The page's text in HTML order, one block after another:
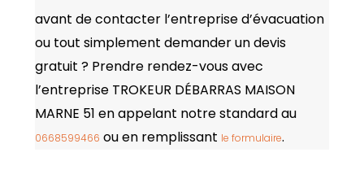
avant de contacter l’entreprise d’évacuation
ou tout simplement demander un devis
gratuit ? Prendre rendez-vous avec
l’entreprise TROKEUR DÉBARRAS MAISON
MARNE 51 en appelant notre standard au
0668599466 ou en remplissant le formulaire.